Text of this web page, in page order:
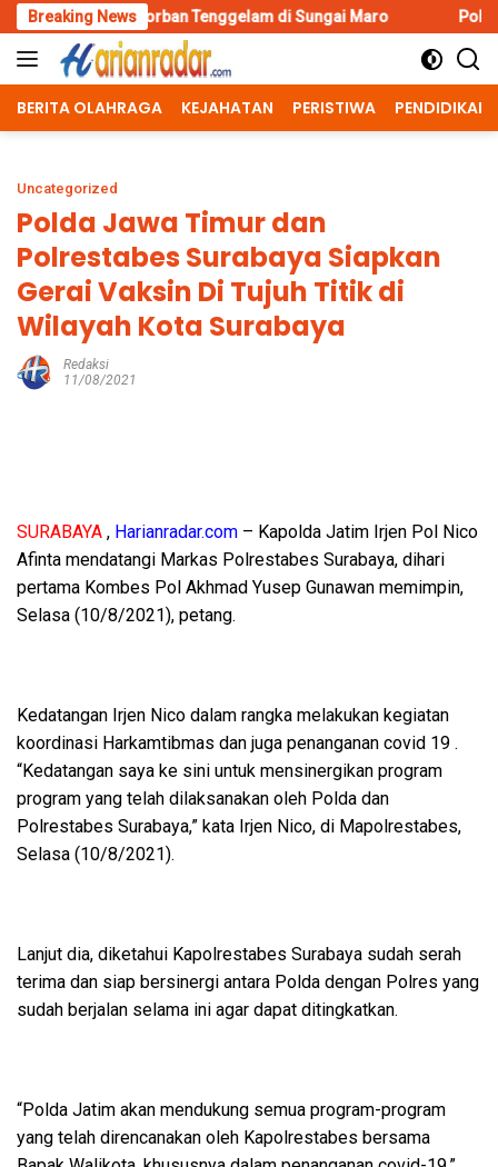
Skip
to
content
Breaking News
Tenggelam di Sungai Maro Polres Malang Amankan
BERITA OLAHRAGA KEJAHATAN PERISTIWA PENDIDIKAN
Uncategorized
Polda Jawa Timur dan
Polrestabes Surabaya Siapkan
Gerai Vaksin Di Tujuh Titik di
Wilayah Kota Surabaya
Redaksi
11/08/2021
SURABAYA , Harianradar.com – Kapolda Jatim Irjen Pol Nico
Afinta mendatangi Markas Polrestabes Surabaya, dihari
pertama Kombes Pol Akhmad Yusep Gunawan memimpin,
Selasa (10/8/2021), petang.
Kedatangan Irjen Nico dalam rangka melakukan kegiatan
koordinasi Harkamtibmas dan juga penanganan covid 19 .
“Kedatangan saya ke sini untuk mensinergikan program
program yang telah dilaksanakan oleh Polda dan
Polrestabes Surabaya,” kata Irjen Nico, di Mapolrestabes,
Selasa (10/8/2021).
Lanjut dia, diketahui Kapolrestabes Surabaya sudah serah
terima dan siap bersinergi antara Polda dengan Polres yang
sudah berjalan selama ini agar dapat ditingkatkan.
“Polda Jatim akan mendukung semua program-program
yang telah direncanakan oleh Kapolrestabes bersama